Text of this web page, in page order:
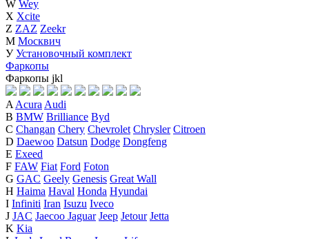
W Wey
X Xcite
Z ZAZ Zeekr
М Москвич
У Установочный комплект
Фаркопы
Фаркопы jkl
A Acura Audi
B BMW Brilliance Byd
C Changan Chery Chevrolet Chrysler Citroen
D Daewoo Datsun Dodge Dongfeng
E Exeed
F FAW Fiat Ford Foton
G GAC Geely Genesis Great Wall
H Haima Haval Honda Hyundai
I Infiniti Iran Isuzu Iveco
J JAC Jaecoo Jaguar Jeep Jetour Jetta
K Kia